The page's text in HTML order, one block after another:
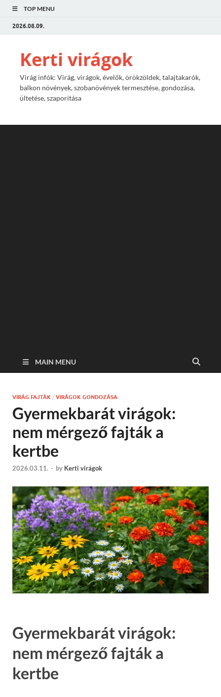
TOP MENU
2026.08.09.
Kerti virágok
Virág infók: Virág, virágok, évelők, örökzöldek, talajtakarók,
balkon növények, szobanövények termesztése, gondozása,
ültetése, szaporítása
MAIN MENU
VIRÁG FAJTÁK / VIRÁGOK GONDOZÁSA
Gyermekbarát virágok:
nem mérgező fajták a
kertbe
2026.03.11. - by Kerti virágok
Gyermekbarát virágok:
nem mérgező fajták a
kertbe